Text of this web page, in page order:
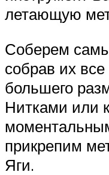
летающую
Соберем
собрав их все
большего
Нитками или
прикрепим
Яги.